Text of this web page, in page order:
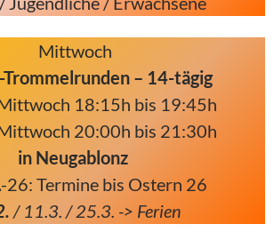
Mittwoch
– 14-tägig
18:15h bis 19:45h
20:00h bis 21:30h
in Neugablonz
26: Termine bis Ostern 26
/ 11.3. / 25.3 . -> Ferien